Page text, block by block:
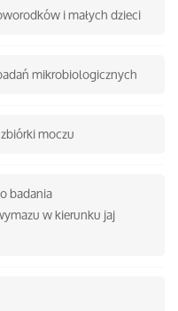
i małych dzieci
mikrobiologicznych
moczu
badania
w kierunku jaj